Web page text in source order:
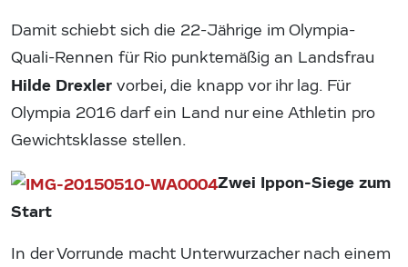
Damit schiebt sich die 22-Jährige im Olympia-
Quali-Rennen für Rio punktemäßig an Landsfrau
Hilde Drexler vorbei, die knapp vor ihr lag. Für
Olympia 2016 darf ein Land nur eine Athletin pro
Gewichtsklasse stellen.
Zwei Ippon-Siege zum
Start
In der Vorrunde macht Unterwurzacher nach einem